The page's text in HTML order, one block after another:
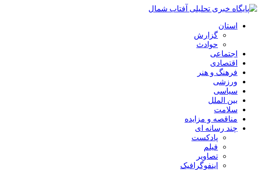
استان
گزارش
حوادث
اجتماعی
اقتصادی
فرهنگ و هنر
ورزشی
سیاسی
بین الملل
سلامت
مناقصه و مزایده
چند رسانه ای
پادکست
فیلم
تصاویر
اینفوگرافیک